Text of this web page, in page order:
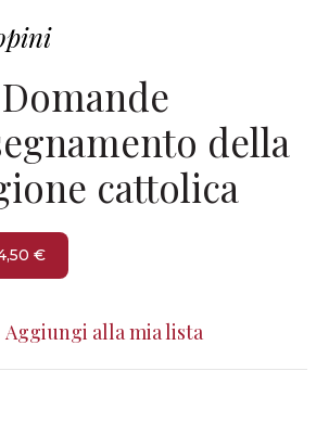
Domande
della
cattolica
€
Aggiungi alla mia lista